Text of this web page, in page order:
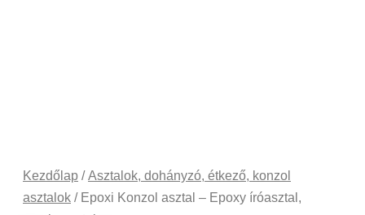
Kezdőlap /Asztalok, dohányzó, étkező, konzol
asztalok / Epoxi Konzol asztal – Epoxy íróasztal,